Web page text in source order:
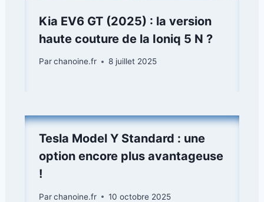
Kia EV6 GT (2025) : la version
haute couture de la Ioniq 5 N ?
Parchanoine.fr 8 juillet 2025
Tesla Model Y Standard : une
option encore plus avantageuse
!
Parchanoine.fr 10 octobre 2025